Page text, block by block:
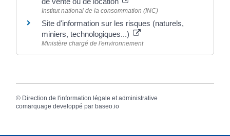
Institut national de la consommation (INC)
Site d'information sur les risques (naturels,
miniers, technologiques...)
Ministère chargé de l'environnement
© Direction de l'information légale et administrative
comarquage developpé par baseo.io